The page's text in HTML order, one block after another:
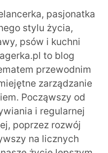
pasjonatka
stylu życia,
psów i kuchni
to blog
przewodnim
zarządzanie
Począwszy od
i regularnej
poprzez rozwój
na licznych